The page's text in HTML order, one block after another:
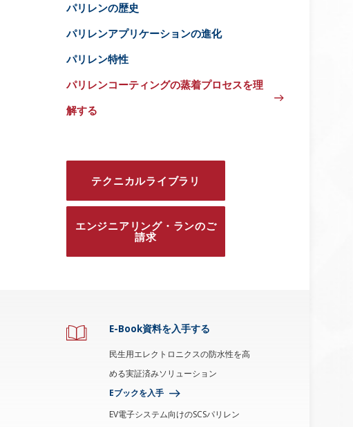
パリレンの歴史
パリレンアプリケーションの進化
パリレン特性
パリレンコーティングの蒸着プロセスを理
解する
テクニカルライブラリ
エンジニアリング・ランのご
請求
E-Book資料を入手する
民生用エレクトロニクスの防水性を高
める実証済みソリューション
Eブックを入手
EV電子システム向けのSCSパリレン